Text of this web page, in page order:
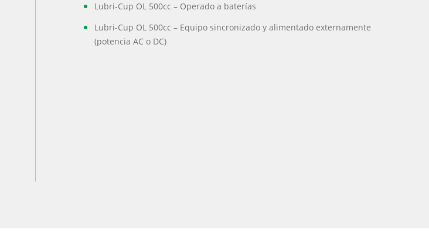
Lubri-Cup OL 500cc – Operado a baterías
Lubri-Cup OL 500cc – Equipo sincronizado y alimentado externamente
(potencia AC o DC)